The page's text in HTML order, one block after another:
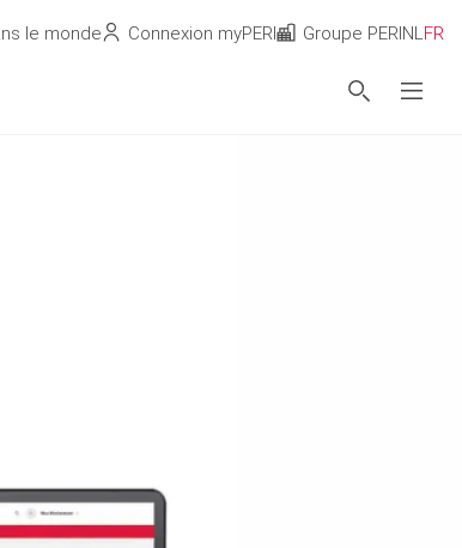
le monde Connexion myPERI Groupe PERINLFR